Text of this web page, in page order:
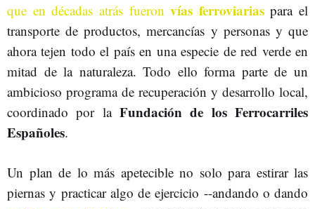
que en décadas atrás fueronvías ferroviarias para el
transporte de productos, mercancías y personas y que
ahora tejen todo el país en una especie de red verde en
mitad de la naturaleza. Todo ello forma parte de un
ambicioso programa de recuperación y desarrollo local,
coordinado por laFundación de los Ferrocarriles
Españoles.
Un plan de lo más apetecible no solo para estirar las
piernas y practicar algo de ejercicio --andando o dando